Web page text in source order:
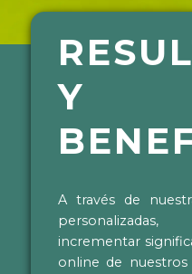
Y
A través de
incrementar
online de nuestros